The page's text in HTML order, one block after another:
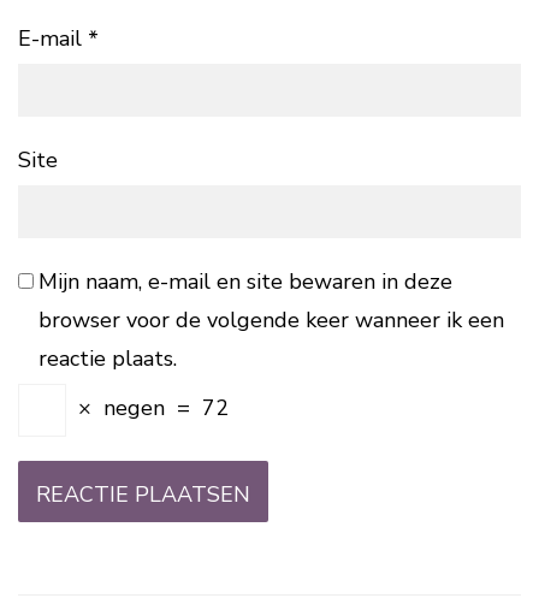
E-mail *
Site
Mijn naam, e-mail en site bewaren in deze
browser voor de volgende keer wanneer ik een
reactie plaats.
× negen = 72